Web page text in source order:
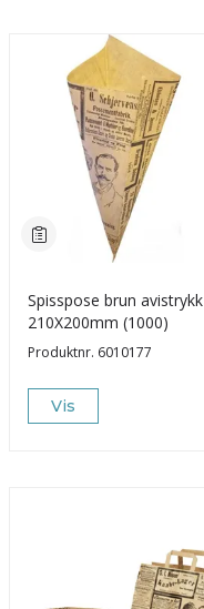
Spisspose brun avistrykk
210X200mm (1000)
Produktnr. 6010177
Vis